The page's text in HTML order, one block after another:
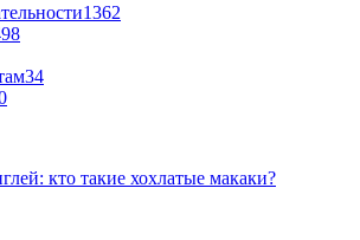
1362
34
кто такие хохлатые макаки?